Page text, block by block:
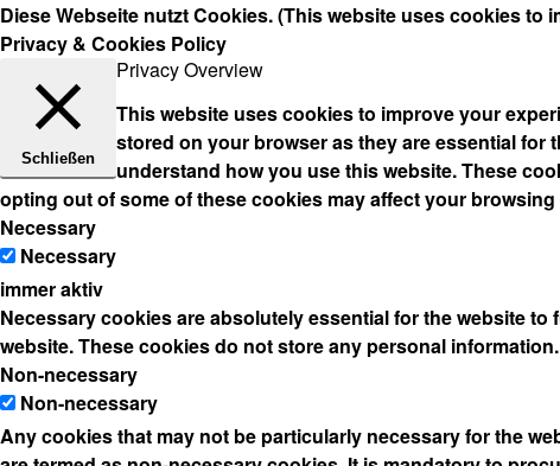
Diese Webseite nutzt Cookies. (This website uses cookies
Privacy & Cookies Policy
Schließen
Privacy Overview
This website uses cookies to improve your
stored on your browser as they are essential for
understand how you use this website. These
opting out of some of these cookies may affect your
Necessary
Necessary
immer aktiv
Necessary cookies are absolutely essential for the website
website. These cookies do not store any personal information.
Non-necessary
Non-necessary
Any cookies that may not be particularly necessary for the